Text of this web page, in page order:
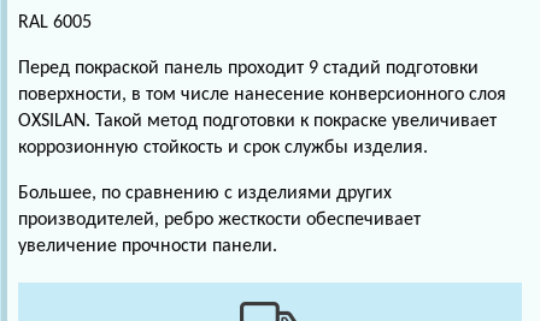
RAL 6005
Перед покраской панель проходит 9 стадий подготовки
поверхности, в том числе нанесение конверсионного слоя
OXSILAN. Такой метод подготовки к покраске увеличивает
коррозионную стойкость и срок службы изделия.
Большее, по сравнению с изделиями других
производителей, ребро жесткости обеспечивает
увеличение прочности панели.